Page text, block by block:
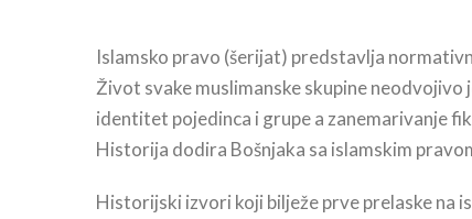
Islamsko pravo (šerijat) predstavlja
Život svake muslimanske skupine
identitet pojedinca i grupe a zanemarivanje
Historija dodira Bošnjaka sa islamskim
Historijski izvori koji bilježe prve prelaske na